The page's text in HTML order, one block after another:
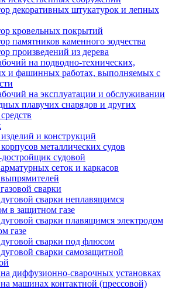
декоративных штукатурок и лепных
кровельных покрытий
памятников каменного зодчества
произведений из дерева
на подводно-технических,
и фашинных работах, выполняемых с
на эксплуатации и обслуживании
плавучих снарядов и других
и конструкций
металлических судов
судовой
сеток и каркасов
сварки
сварки неплавящимся
в защитном газе
сварки плавящимся электродом
газе
сварки под флюсом
сварки самозащитной
диффузионно-сварочных установках
машинах контактной (прессовой)